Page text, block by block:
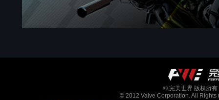
© 完美世界 版权所
© 2012 Valve Corporation. All Rights